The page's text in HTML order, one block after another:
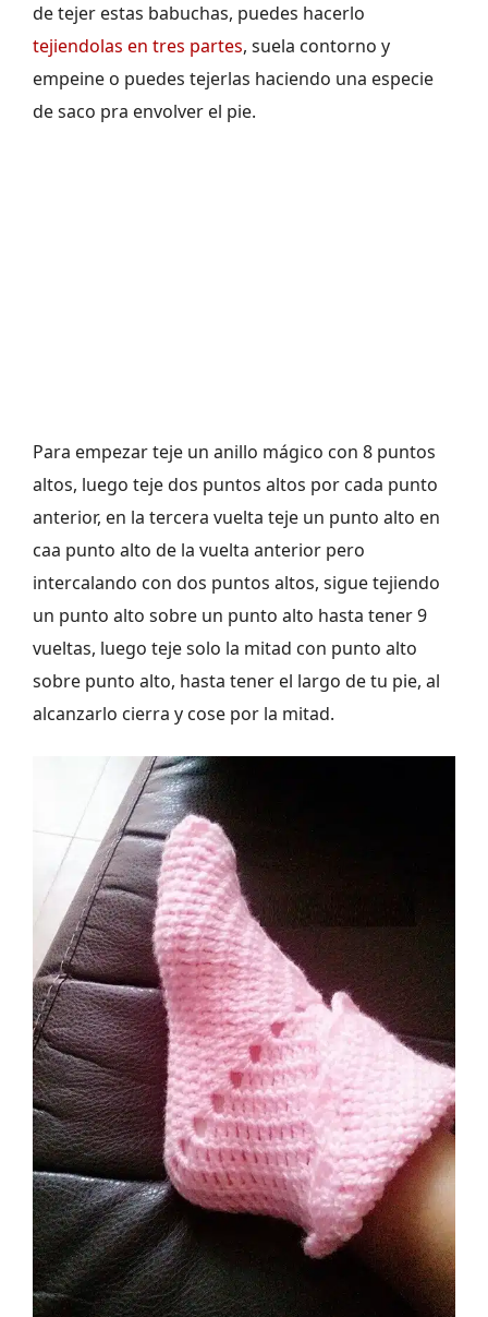
de tejer estas babuchas, puedes hacerlo
tejiendolas en tres partes, suela contorno y
empeine o puedes tejerlas haciendo una especie
de saco pra envolver el pie.
Para empezar teje un anillo mágico con 8 puntos
altos, luego teje dos puntos altos por cada punto
anterior, en la tercera vuelta teje un punto alto en
caa punto alto de la vuelta anterior pero
intercalando con dos puntos altos, sigue tejiendo
un punto alto sobre un punto alto hasta tener 9
vueltas, luego teje solo la mitad con punto alto
sobre punto alto, hasta tener el largo de tu pie, al
alcanzarlo cierra y cose por la mitad.